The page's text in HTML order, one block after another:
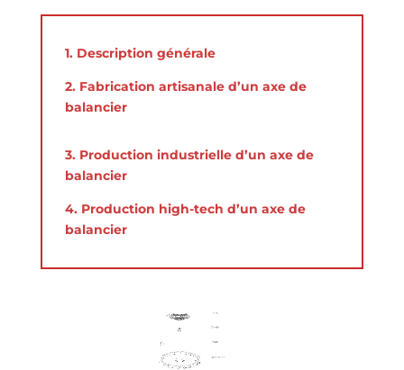
1. Description générale
2. Fabrication artisanale d’un axe de
balancier
3. Production industrielle d’un axe de
balancier
4. Production high-tech d’un axe de
balancier